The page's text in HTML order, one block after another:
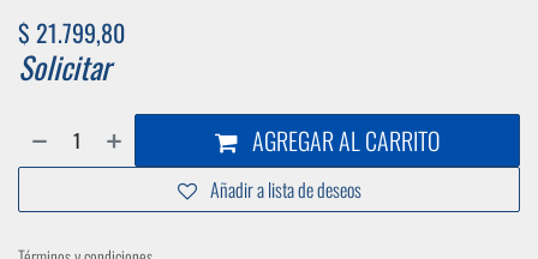
$ 21.799,80
Solicitar
AGREGAR AL CARRITO
Añadir a lista de deseos